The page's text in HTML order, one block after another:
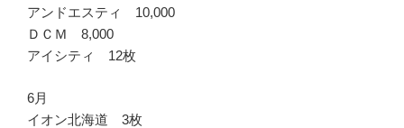
アンドエスティ 10,000
ＤＣＭ 8,000
アイシティ 12枚
6月
イオン北海道 3枚